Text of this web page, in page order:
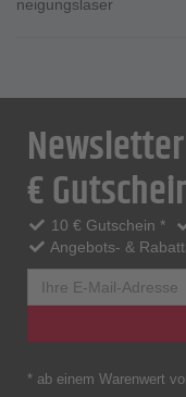
neigungslaser
€
10 € Gutschein *
Angebots- &
* ab einem Warenwert